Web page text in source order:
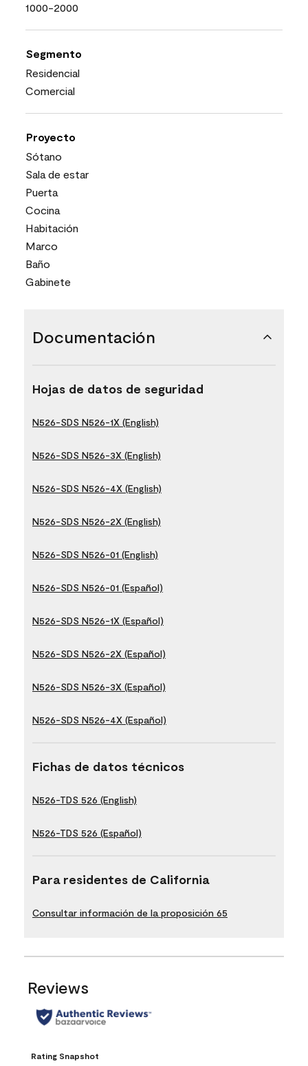
1000-2000
Segmento
Residencial
Comercial
Proyecto
Sótano
Sala de estar
Puerta
Cocina
Habitación
Marco
Baño
Gabinete
Documentación
Hojas de datos de seguridad
N526-SDS N526-1X (English)
N526-SDS N526-3X (English)
N526-SDS N526-4X (English)
N526-SDS N526-2X (English)
N526-SDS N526-01 (English)
N526-SDS N526-01 (Español)
N526-SDS N526-1X (Español)
N526-SDS N526-2X (Español)
N526-SDS N526-3X (Español)
N526-SDS N526-4X (Español)
Fichas de datos técnicos
N526-TDS 526 (English)
N526-TDS 526 (Español)
Para residentes de California
Consultar información de la proposición 65
Reviews
Rating Snapshot